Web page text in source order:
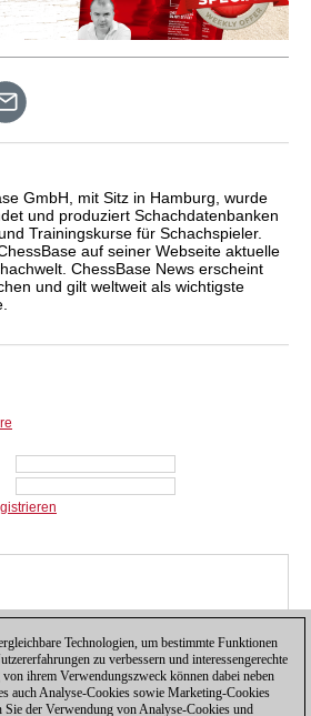
GmbH, mit Sitz in Hamburg, wurde
und produziert Schachdatenbanken
Trainingskurse für Schachspieler.
auf seiner Webseite aktuelle
ChessBase News erscheint
und gilt weltweit als wichtigste
Technologien, um bestimmte Funktionen
zu verbessern und interessengerechte
ihrem Verwendungszweck können dabei neben
auch Analyse-Cookies sowie Marketing-Cookies
Sie der Verwendung von Analyse-Cookies und